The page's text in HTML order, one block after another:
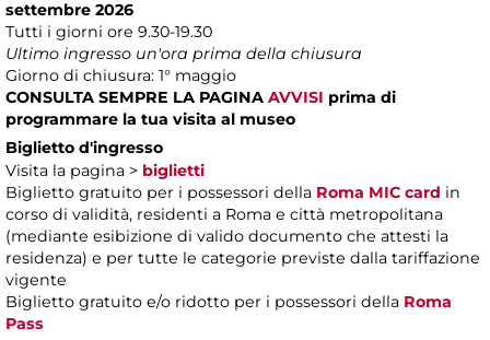
settembre 2026
Tutti i giorni ore 9.30-19.30
Ultimo ingresso un'ora prima della chiusura
Giorno di chiusura: 1° maggio
CONSULTA SEMPRE LA PAGINA AVVISI prima di
programmare la tua visita al museo
Biglietto d'ingresso
Visita la pagina > biglietti
Biglietto gratuito per i possessori della Roma MIC card in
corso di validità, residenti a Roma e città metropolitana
(mediante esibizione di valido documento che attesti la
residenza) e per tutte le categorie previste dalla tariffazione
vigente
Biglietto gratuito e/o ridotto per i possessori della Roma
Pass